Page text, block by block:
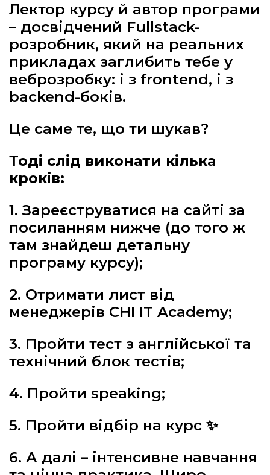
Лектор курсу й автор програми
– досвідчений Fullstack-
розробник, який на реальних
прикладах заглибить тебе у
веброзробку: і з frontend, і з
backend-боків.
Це саме те, що ти шукав?
Тоді слід виконати кілька
кроків:
1. Зареєструватися на сайті за
посиланням нижче (до того ж
там знайдеш детальну
програму курсу);
2. Отримати лист від
менеджерів CHI IT Academy;
3. Пройти тест з англійської та
технічний блок тестів;
4. Пройти speaking;
5. Пройти відбір на курс ✨
6. А далі – інтенсивне навчання